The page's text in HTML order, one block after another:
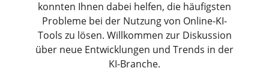
konnten Ihnen dabei helfen, die häufigsten
Probleme bei der Nutzung von Online-KI-
Tools zu lösen. Willkommen zur Diskussion
über neue Entwicklungen und Trends in der
KI-Branche.